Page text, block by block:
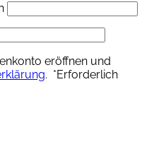
eröffnen und
. *Erforderlich